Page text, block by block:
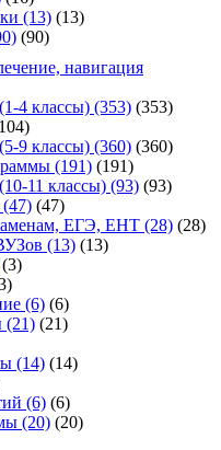
(13) (13)
(90)
навигация
4 классы) (353) (353)
9 классы) (360) (360)
(191) (191)
11 классы) (93) (93)
(47) (47)
ЕГЭ, ЕНТ (28) (28)
(13) (13)
(3)
(6) (6)
(21) (21)
(14) (14)
(6) (6)
(20) (20)